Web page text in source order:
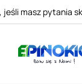
jeśli masz pytania